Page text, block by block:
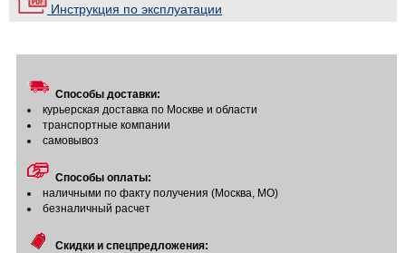
Инструкция по эксплуатации
Способы доставки:
курьерская доставка по Москве и области
транспортные компании
самовывоз
Способы оплаты:
наличными по факту получения (Москва, МО)
безналичный расчет
Скидки и спецпредложения: